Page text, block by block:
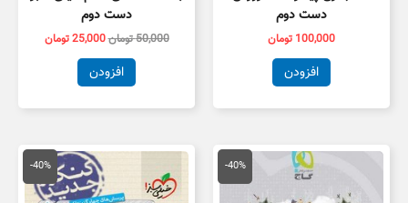
دست دوم
100,000 تومان
افزودن
دست دوم
50,000تومان25,000تومان
افزودن
-40%
قیمت
اصلی
79,000 تومان
بود.
قیمت
فعلی
-40%
قیمت
اصلی
55,000 تومان
بود.
قیمت
فعلی
است.